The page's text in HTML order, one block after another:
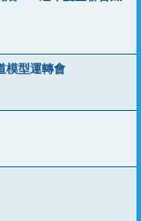
模型運轉會